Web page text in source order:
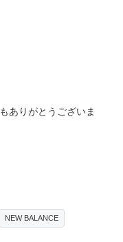
ありがとうございま
NEW BALANCE